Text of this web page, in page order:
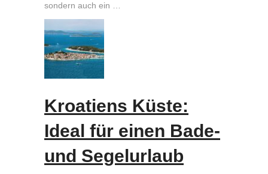
sondern auch ein …
Kroatiens Küste:
Ideal für einen Bade-
und Segelurlaub